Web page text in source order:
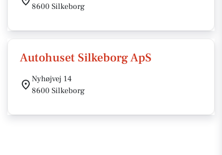
8600 Silkeborg
Autohuset Silkeborg ApS
Nyhøjvej 14
8600 Silkeborg